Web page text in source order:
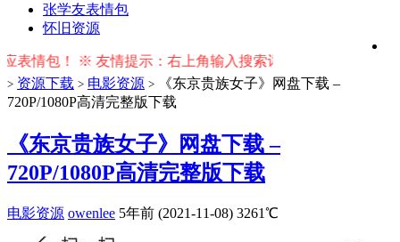
张学友表情包
怀旧资源
！ ※ 友情提示：右上角输入搜索词按回车键即可搜索相关资
> 资源下载 > 电影资源 >
《东京贵族女子》网盘下载 –
720P/1080P高清完整版下载
《东京贵族女子》网盘下载 –
720P/1080P高清完整版下载
电影资源 owenlee 5年前 (2021-11-08) 3261℃